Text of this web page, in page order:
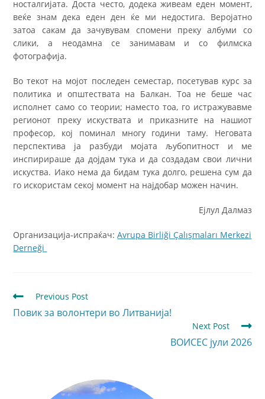
носталгијата. Доста често, додека живеам еден момент,
веќе знам дека еден ден ќе ми недостига. Веројатно
затоа сакам да зачувувам спомени преку албуми со
слики, а неодамна се занимавам и со филмска
фотографија.
Во текот на мојот последен семестар, посетував курс за
политика и општествата на Балкан. Тоа не беше час
исполнет само со теории; наместо тоа, го истражувавме
регионот преку искуствата и приказните на нашиот
професор, кој поминал многу години таму. Неговата
перспектива ја разбуди мојата љубопитност и ме
инспирираше да дојдам тука и да создадам свои лични
искуства. Иако нема да бидам тука долго, решена сум да
го искористам секој момент на најдобар можен начин.
Ејлул Далмаз
Организација-испраќач:Avrupa Birliği Çalışmaları Merkezi
Derneği
Previous Post
Повик за волонтери во Литванија!
Next Post
ВОИСЕС јули 2026